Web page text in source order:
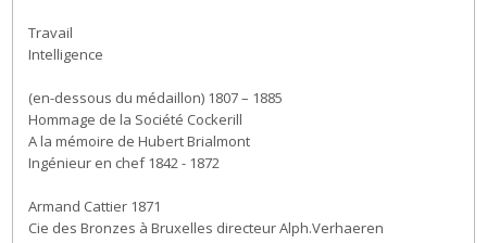
Travail
Intelligence
(en-dessous du médaillon) 1807 – 1885
Hommage de la Société Cockerill
A la mémoire de Hubert Brialmont
Ingénieur en chef 1842 - 1872
Armand Cattier 1871
Cie des Bronzes à Bruxelles directeur Alph.Verhaeren